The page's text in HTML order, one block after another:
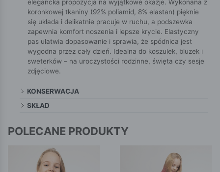
elegancka propozycja na wyjątkowe okazje. Wykonana z
koronkowej tkaniny (92% poliamid, 8% elastan) pięknie
się układa i delikatnie pracuje w ruchu, a podszewka
zapewnia komfort noszenia i lepsze krycie. Elastyczny
pas ułatwia dopasowanie i sprawia, że spódnica jest
wygodna przez cały dzień. Idealna do koszulek, bluzek i
sweterków – na uroczystości rodzinne, święta czy sesje
zdjęciowe.
KONSERWACJA
SKŁAD
POLECANE PRODUKTY